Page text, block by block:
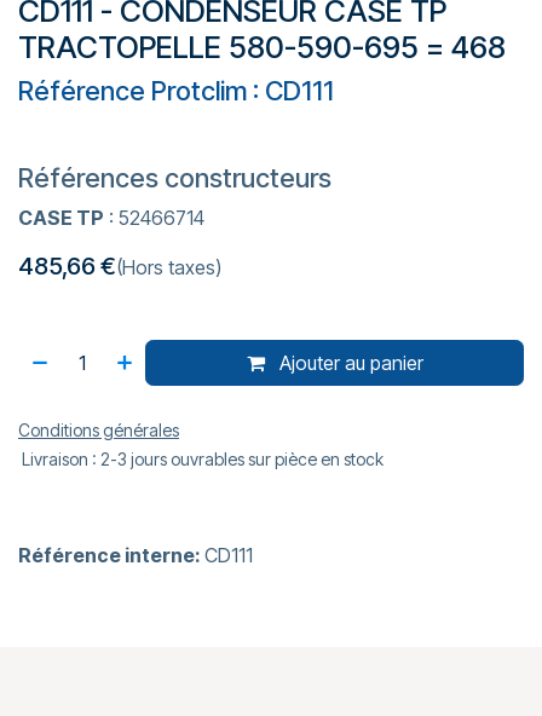
CD111 - CONDENSEUR CASE TP
TRACTOPELLE 580-590-695 = 468
Référence Protclim : CD111
Références constructeurs
CASE TP : 52466714
485,66€(Hors taxes)
Ajouter au panier
Conditions générales
Livraison : 2-3 jours ouvrables sur pièce en stock
Référence interne: CD111